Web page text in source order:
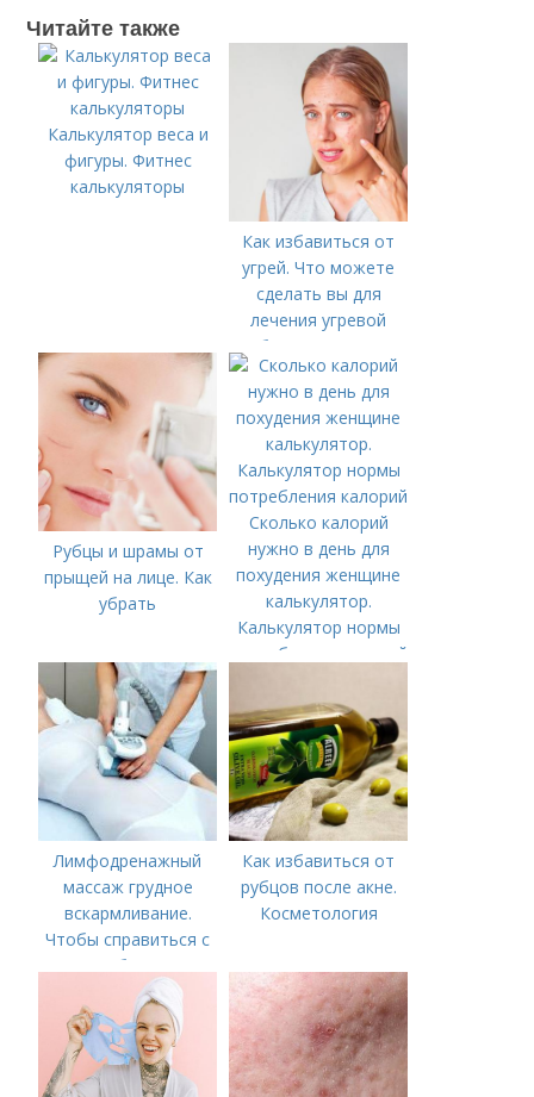
Читайте также
Калькулятор веса и
фигуры. Фитнес
калькуляторы
Как избавиться от
угрей. Что можете
сделать вы для
лечения угревой
болезни (акне)
Рубцы и шрамы от
прыщей на лице. Как
убрать
Сколько калорий
нужно в день для
похудения женщине
калькулятор.
Калькулятор нормы
потребления калорий
Лимфодренажный
массаж грудное
вскармливание.
Чтобы справиться с
нагрубанием,
необходимо
предпринять
следующие действия:
Как избавиться от
рубцов после акне.
Косметология